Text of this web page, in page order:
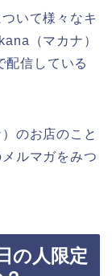
いて様々なキ
（マカナ）
配信している
のお店のこと
ルマガをみつ
の人限定